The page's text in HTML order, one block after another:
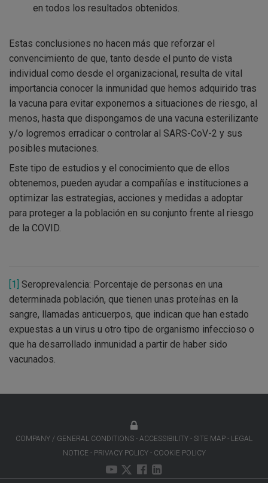
en todos los resultados obtenidos.
Estas conclusiones no hacen más que reforzar el
convencimiento de que, tanto desde el punto de vista
individual como desde el organizacional, resulta de vital
importancia conocer la inmunidad que hemos adquirido tras
la vacuna para evitar exponernos a situaciones de riesgo, al
menos, hasta que dispongamos de una vacuna esterilizante
y/o logremos erradicar o controlar al SARS-CoV-2 y sus
posibles mutaciones.
Este tipo de estudios y el conocimiento que de ellos
obtenemos, pueden ayudar a compañías e instituciones a
optimizar las estrategias, acciones y medidas a adoptar
para proteger a la población en su conjunto frente al riesgo
de la COVID.
[1] Seroprevalencia: Porcentaje de personas en una
determinada población, que tienen unas proteínas en la
sangre, llamadas anticuerpos, que indican que han estado
expuestas a un virus u otro tipo de organismo infeccioso o
que ha desarrollado inmunidad a partir de haber sido
vacunados.
COMPANY / GENERAL CONDITIONS ACCESSIBILITY SITE MAP
LEGAL
NOTICE
PRIVACY POLICY COOKIE POLICY